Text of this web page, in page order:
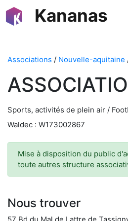
Kananas
Associations / Nouvelle-aquitaine
Sports, activités de plein air /
Waldec : W173002867
Mise à disposition du public
toute autres structure
Nous trouver